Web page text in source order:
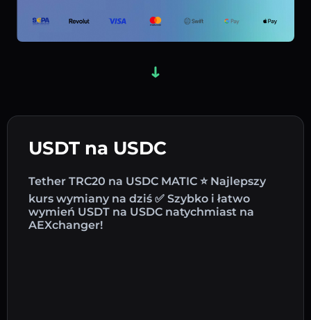
USDT na USDC
Tether TRC20 na USDC MATIC ⭐ Najlepszy
kurs wymiany na dziś ✅ Szybko i łatwo
wymień USDT na USDC natychmiast na
AEXchanger!